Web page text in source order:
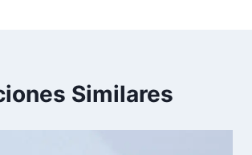
Similares